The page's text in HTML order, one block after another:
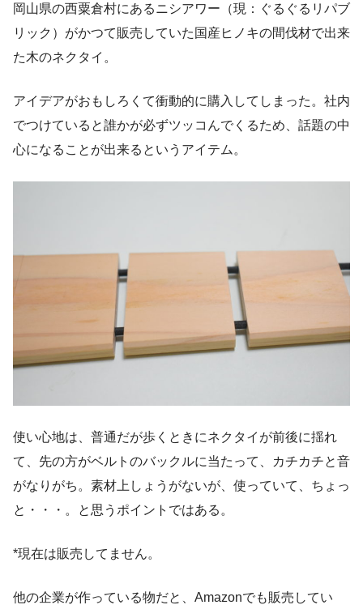
岡山県の西粟倉村にあるニシアワー（現：ぐるぐるリパブ
リック）がかつて販売していた国産ヒノキの間伐材で出来
た木のネクタイ。
アイデアがおもしろくて衝動的に購入してしまった。社内
でつけていると誰かが必ずツッコんでくるため、話題の中
心になることが出来るというアイテム。
使い心地は、普通だが歩くときにネクタイが前後に揺れ
て、先の方がベルトのバックルに当たって、カチカチと音
がなりがち。素材上しょうがないが、使っていて、ちょっ
と・・・。と思うポイントではある。
*現在は販売してません。
他の企業が作っている物だと、Amazonでも販売してい